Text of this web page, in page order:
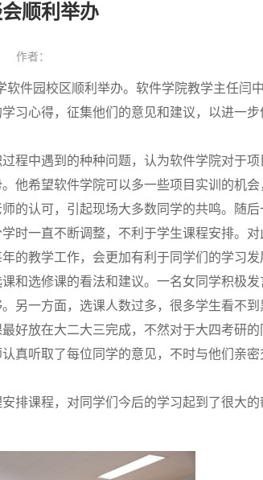
顺利举办
作者：
件园校区顺利举办。软件学院教学主任闫
习心得，征集他们的意见和建议，以进一步
程中遇到的种种问题，认为软件学院对于项
他希望软件学院可以多一些项目实训的机会
的认可，引起现场大多数同学的共鸣。随后
时一直不断调整，不利于学生课程安排。对
的教学工作，会更加有利于同学们的学习发
和选修课的看法和建议。一名女同学积极发
另一方面，选课人数过多，很多学生看不到
好放在大二大三完成，不然对于大四考研的
真听取了每位同学的意见，不时与他们亲密
排课程，对同学们今后的学习起到了很大的